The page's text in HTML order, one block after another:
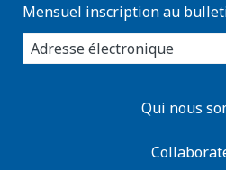
Mensuel inscription au
enter
you
email
AboutKidsHealth
Qui nous